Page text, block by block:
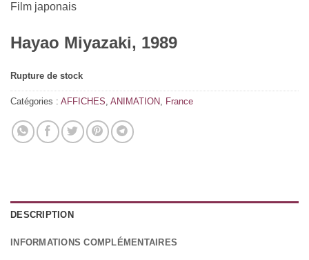
Film japonais
Hayao Miyazaki, 1989
Rupture de stock
Catégories : AFFICHES ANIMATION France
DESCRIPTION
INFORMATIONS COMPLÉMENTAIRES